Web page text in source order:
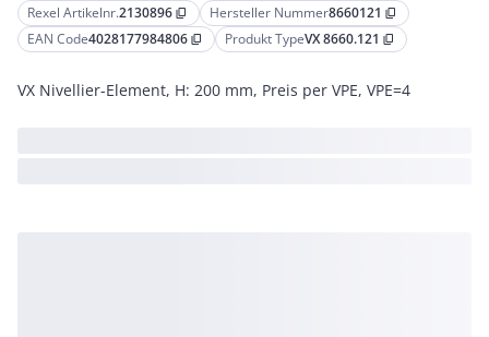
Rexel Artikelnr.2130896 content_copy Hersteller Nummer8660121 content_copy
EAN Code4028177984806 content_copy Produkt TypeVX 8660.121 content_copy
VX Nivellier-Element, H: 200 mm, Preis per VPE, VPE=4